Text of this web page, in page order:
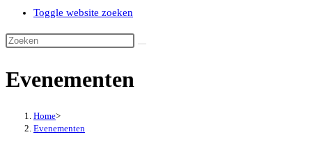
Toggle website zoeken
Evenementen
Home>
Evenementen